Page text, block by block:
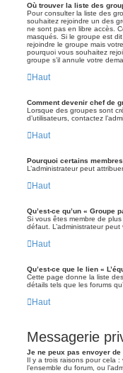
Où trouver la liste des
Pour consulter la liste des
souhaitez rejoindre un des
ne sont pas en libre accès.
masqués. Si le groupe est
rejoindre le groupe mais
pourquoi vous souhaitez
groupe s’il annule votre
Haut
Comment devenir chef de
Lorsque des groupes sont
d’utilisateurs, contactez
Haut
Pourquoi certains
L’administrateur peut
Haut
Qu’est-ce qu’un « Groupe
Si vous êtes membre de
défaut. L’administrateur
Haut
Qu’est-ce que le lien «
Cette page donne la liste
détails tels que les forums
Haut
Messagerie
Je ne peux pas envoyer
Il y a trois raisons pour cela
l’ensemble du forum, ou